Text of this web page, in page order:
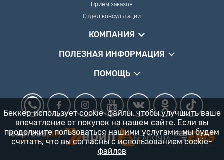
Прием заказов
Отдел консультации
КОМПАНИЯ
ПОЛЕЗНАЯ ИНФОРМАЦИЯ
ПОМОЩЬ
Беккер использует cookie-файлы, чтобы улучшить ваше
впечатление от покупок на нашем сайте. Если вы
продолжите пользоваться нашими услугами, мы будем
считать, что вы согласны с использованием cookie-
файлов